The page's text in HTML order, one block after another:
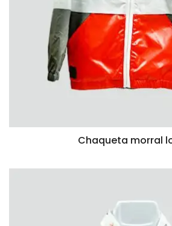
VISTA RÁPIDA
Chaqueta morral